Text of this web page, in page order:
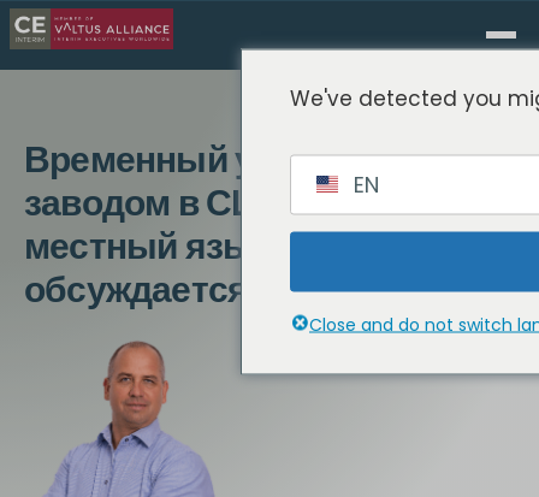
Временный управляющий
заводом в США: Когда
местный язык не
обсуждается
We've detected you
EN
Close and do not switch